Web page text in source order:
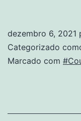
dezembro 6, 2021
Categorizado
Marcado com